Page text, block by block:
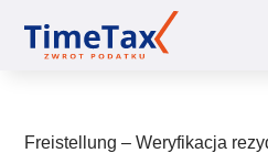
Freistellung – Weryfikacja